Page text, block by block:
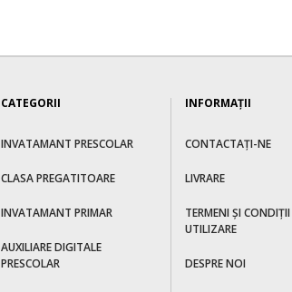
CATEGORII
INVATAMANT PRESCOLAR
CLASA PREGATITOARE
INVATAMANT PRIMAR
AUXILIARE DIGITALE
PRESCOLAR
INFORMAŢII
CONTACTAȚI-NE
LIVRARE
TERMENI ȘI
UTILIZARE
DESPRE NOI